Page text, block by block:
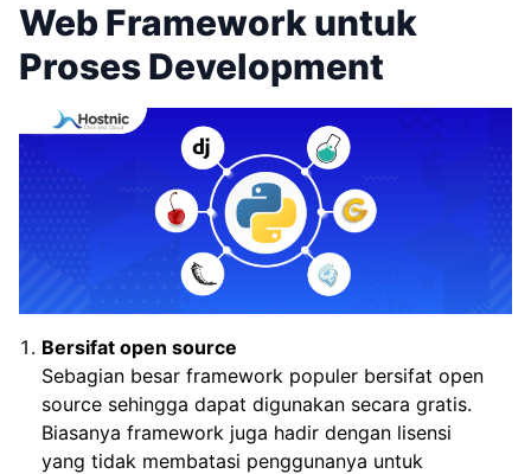
Web Framework untuk
Proses Development
Bersifat open source
Sebagian besar framework populer bersifat open
source sehingga dapat digunakan secara gratis.
Biasanya framework juga hadir dengan lisensi
yang tidak membatasi penggunanya untuk